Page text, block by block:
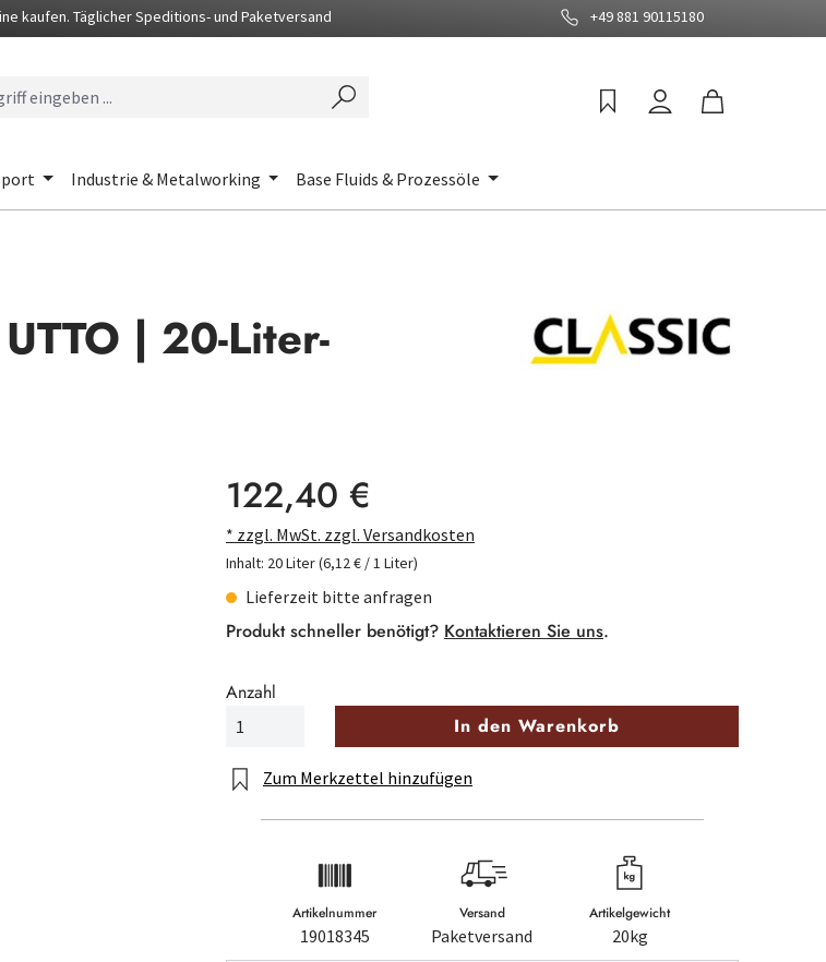
kaufen. Täglicher Speditions- und Paketversand +49 881 90115180
Industrie & Metalworking Base Fluids & Prozessöle
| 20-Liter-
Regulärer Preis:
122,40 €
* zzgl. MwSt. zzgl. Versandkosten
Inhalt: 20 Liter(6,12 € / 1 Liter)
Lieferzeit bitte anfragen
Produkt schneller benötigt? Kontaktieren Sie uns.
Anzahl
In den Warenkorb
Zum Merkzettel hinzufügen
Artikelnummer
19018345
Versand
Paketversand
Artikelgewicht
20kg